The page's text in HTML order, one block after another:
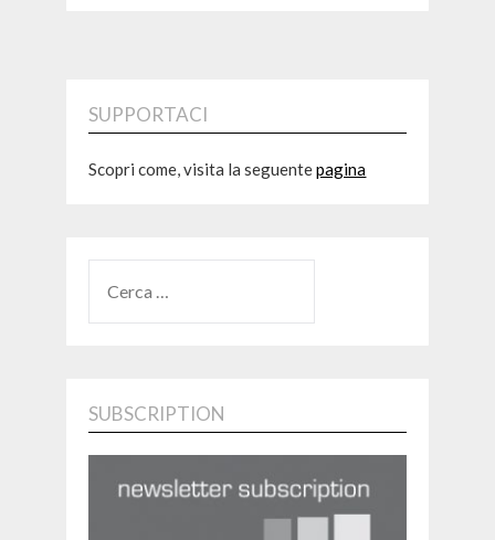
SUPPORTACI
Scopri come, visita la seguentepagina
PER:
SUBSCRIPTION